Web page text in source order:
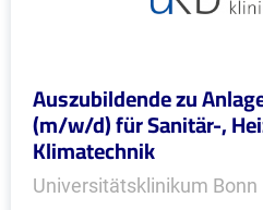
Auszubildende zu
(m/w/d) für Sanitär-,
Klimatechnik
Universitätsklinikum Bonn